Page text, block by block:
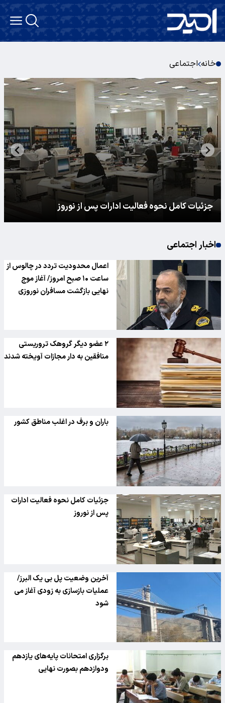
خانه اجتماعی
جزئیات کامل نحوه فعالیت ادارات پس از نوروز
اخبار اجتماعی
اعمال محدودیت تردد در چالوس از
ساعت ۱۰ صبح امروز/ آغاز موج
نهایی بازگشت مسافران نوروزی
۲ عضو دیگر گروهک تروریستی
منافقین به دار مجازات آویخته شدند
باران و برف در اغلب مناطق کشور
جزئیات کامل نحوه فعالیت ادارات
پس از نوروز
آخرین وضعیت پل بی یک البرز/
عملیات بازسازی به زودی آغاز می
شود
برگزاری امتحانات پایه‌های یازدهم
ودوازدهم بصورت نهایی